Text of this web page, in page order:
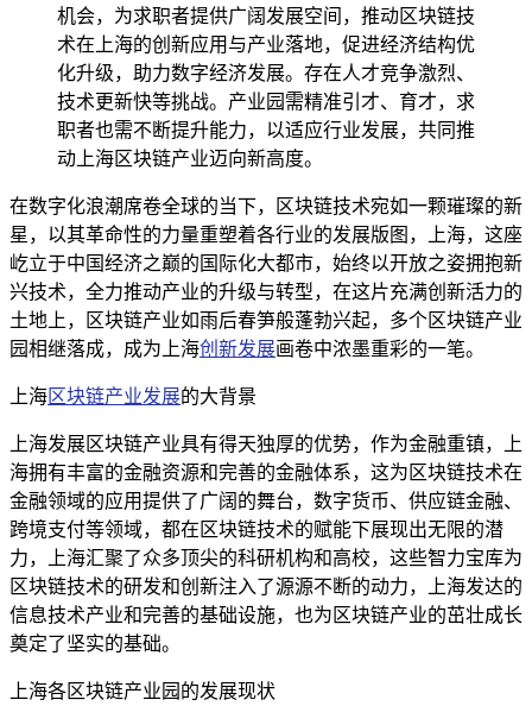
机会，为求职者提供广阔发展空间，推动区块链技
术在上海的创新应用与产业落地，促进经济结构优
化升级，助力数字经济发展。存在人才竞争激烈、
技术更新快等挑战。产业园需精准引才、育才，求
职者也需不断提升能力，以适应行业发展，共同推
动上海区块链产业迈向新高度。
在数字化浪潮席卷全球的当下，区块链技术宛如一颗璀璨的新
星，以其革命性的力量重塑着各行业的发展版图，上海，这座
屹立于中国经济之巅的国际化大都市，始终以开放之姿拥抱新
兴技术，全力推动产业的升级与转型，在这片充满创新活力的
土地上，区块链产业如雨后春笋般蓬勃兴起，多个区块链产业
园相继落成，成为上海创新发展画卷中浓墨重彩的一笔。
上海区块链产业发展的大背景
上海发展区块链产业具有得天独厚的优势，作为金融重镇，上
海拥有丰富的金融资源和完善的金融体系，这为区块链技术在
金融领域的应用提供了广阔的舞台，数字货币、供应链金融、
跨境支付等领域，都在区块链技术的赋能下展现出无限的潜
力，上海汇聚了众多顶尖的科研机构和高校，这些智力宝库为
区块链技术的研发和创新注入了源源不断的动力，上海发达的
信息技术产业和完善的基础设施，也为区块链产业的茁壮成长
奠定了坚实的基础。
上海各区块链产业园的发展现状